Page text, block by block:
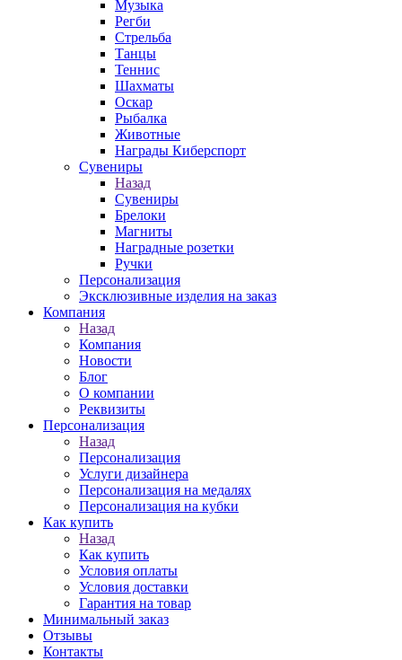
Музыка
Регби
Стрельба
Танцы
Теннис
Шахматы
Оскар
Рыбалка
Животные
Награды Киберспорт
Сувениры
Назад
Сувениры
Брелоки
Магниты
Наградные розетки
Ручки
Персонализация
Эксклюзивные изделия на заказ
Компания
Назад
Компания
Новости
Блог
О компании
Реквизиты
Персонализация
Назад
Персонализация
Услуги дизайнера
Персонализация на медалях
Персонализация на кубки
Как купить
Назад
Как купить
Условия оплаты
Условия доставки
Гарантия на товар
Минимальный заказ
Отзывы
Контакты